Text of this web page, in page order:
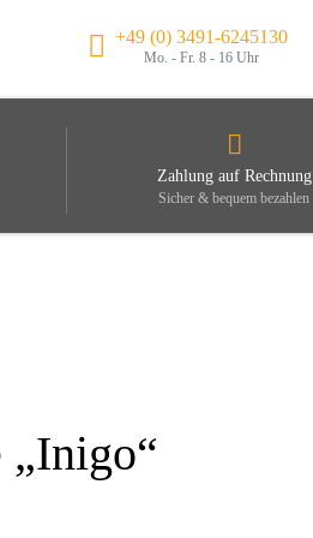
+49 (0) 3491-6245130
Mo. - Fr. 8 - 16 Uhr
Zahlung auf Rechnung
Sicher & bequem bezahlen
„Inigo“